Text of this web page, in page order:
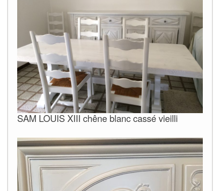
SAM LOUIS XIII chêne blanc cassé vieilli